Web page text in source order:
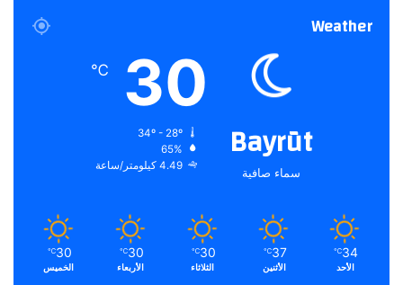
Weather
Bayrūt
سماء صافية
30
℃
65%
4.49 كيلومتر/ساعة
34
℃
الأحد
37
℃
الأثنين
30
℃
الثلاثاء
30
℃
الأربعاء
30
℃
الخميس